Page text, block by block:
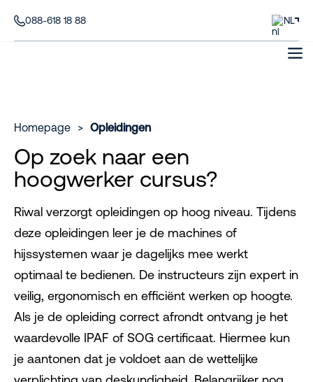
088-618 18 88 NL
Homepage > Opleidingen
Op zoek naar een
hoogwerker cursus?
Riwal verzorgt opleidingen op hoog niveau. Tijdens
deze opleidingen leer je de machines of
hijssystemen waar je dagelijks mee werkt
optimaal te bedienen. De instructeurs zijn expert in
veilig, ergonomisch en efficiënt werken op hoogte.
Als je de opleiding correct afrondt ontvang je het
waardevolle IPAF of SOG certificaat. Hiermee kun
je aantonen dat je voldoet aan de wettelijke